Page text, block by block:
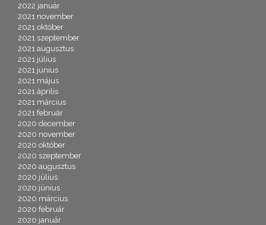
2022 január
2021 november
2021 október
2021 szeptember
2021 augusztus
2021 július
2021 június
2021 május
2021 április
2021 március
2021 február
2020 december
2020 november
2020 október
2020 szeptember
2020 augusztus
2020 július
2020 június
2020 március
2020 február
2020 január